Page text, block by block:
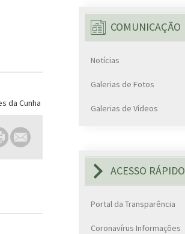
COMUNICAÇÃO
Notícias
Galerias de Fotos
Galerias de Vídeos
ACESSO RÁPIDO
Portal da Transparência
Coronavírus Informações